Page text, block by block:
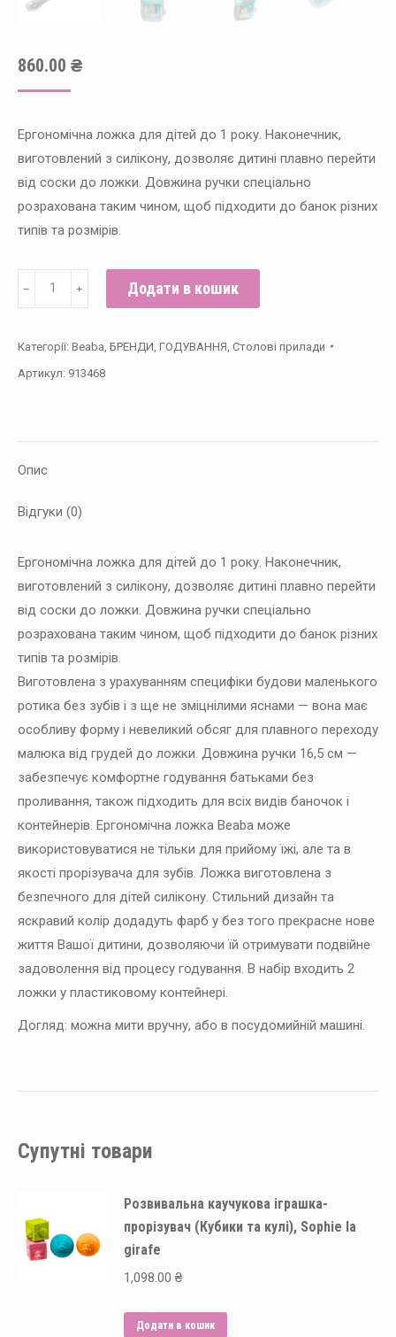
860.00 ₴
Ергономічна ложка для дітей до 1 року. Наконечник,
виготовлений з силікону, дозволяє дитині плавно перейти
від соски до ложки. Довжина ручки спеціально
розрахована таким чином, щоб підходити до банок різних
типів та розмірів.
ох
силіконових
блакитний/
кількість
﹣ ﹢ Додати в кошик
Категорії: Beaba БРЕНДИ ГОДУВАННЯ Столові прилади
Артикул: 913468
Опис
Відгуки (0)
Ергономічна ложка для дітей до 1 року. Наконечник,
виготовлений з силікону, дозволяє дитині плавно перейти
від соски до ложки. Довжина ручки спеціально
розрахована таким чином, щоб підходити до банок різних
типів та розмірів.
Виготовлена з урахуванням специфіки будови маленького
ротика без зубів і з ще не зміцнілими яснами — вона має
особливу форму і невеликий обсяг для плавного переходу
малюка від грудей до ложки. Довжина ручки 16,5 см —
забезпечує комфортне годування батьками без
проливання, також підходить для всіх видів баночок і
контейнерів. Ергономічна ложка Beaba може
використовуватися не тільки для прийому їжі, але та в
якості прорізувача для зубів. Ложка виготовлена з
безпечного для дітей силікону. Стильний дизайн та
яскравий колір додадуть фарб у без того прекрасне нове
життя Вашої дитини, дозволяючи їй отримувати подвійне
задоволення від процесу годування. В набір входить 2
ложки у пластиковому контейнері.
Догляд: можна мити вручну, або в посудомийній машині.
Супутні товари
Розвивальна каучукова іграшка-
прорізувач (Кубики та кулі), Sophie la
girafe
1,098.00 ₴
Додати в кошик